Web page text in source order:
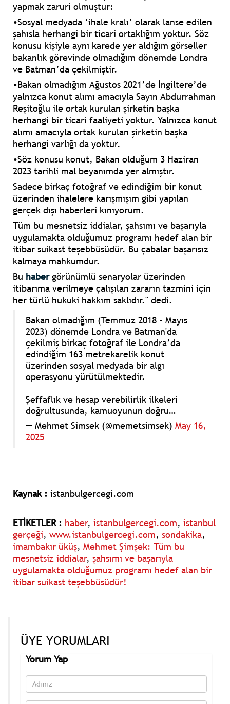
yapmak zaruri olmuştur:
•Sosyal medyada ‘ihale kralı’ olarak lanse edilen
şahısla herhangi bir ticari ortaklığım yoktur. Söz
konusu kişiyle aynı karede yer aldığım görseller
bakanlık görevinde olmadığım dönemde Londra
ve Batman’da çekilmiştir.
•Bakan olmadığım Ağustos 2021’de İngiltere’de
yalnızca konut alımı amacıyla Sayın Abdurrahman
Reşitoğlu ile ortak kurulan şirketin başka
herhangi bir ticari faaliyeti yoktur. Yalnızca konut
alımı amacıyla ortak kurulan şirketin başka
herhangi varlığı da yoktur.
•Söz konusu konut, Bakan olduğum 3 Haziran
2023 tarihli mal beyanımda yer almıştır.
Sadece birkaç fotoğraf ve edindiğim bir konut
üzerinden ihalelere karışmışım gibi yapılan
gerçek dışı haberleri kınıyorum.
Tüm bu mesnetsiz iddialar, şahsımı ve başarıyla
uygulamakta olduğumuz programı hedef alan bir
itibar suikast teşebbüsüdür. Bu çabalar başarısız
kalmaya mahkumdur.
Bu habergörünümlü senaryolar üzerinden
itibarıma verilmeye çalışılan zararın tazmini için
her türlü hukuki hakkım saklıdır." dedi.
Bakan olmadığım (Temmuz 2018 - Mayıs
2023) dönemde Londra ve Batman'da
çekilmiş birkaç fotoğraf ile Londra’da
edindiğim 163 metrekarelik konut
üzerinden sosyal medyada bir algı
operasyonu yürütülmektedir.
Şeffaflık ve hesap verebilirlik ilkeleri
doğrultusunda, kamuoyunun doğru…
— Mehmet Simsek (@memetsimsek) May 16,
2025
Kaynak : istanbulgercegi.com
ETİKETLER : haber, istanbulgercegi.com, istanbul
gerçeği, www.istanbulgercegi.com, sondakika,
imambakır üküş, Mehmet Şimşek: Tüm bu
mesnetsiz iddialar, şahsımı ve başarıyla
uygulamakta olduğumuz programı hedef alan bir
itibar suikast teşebbüsüdür!
ÜYE YORUMLARI
Yorum Yap